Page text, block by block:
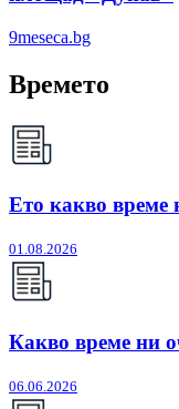
9meseca.bg
Времето
Ето какво време
01.08.2026
Какво време ни
06.06.2026